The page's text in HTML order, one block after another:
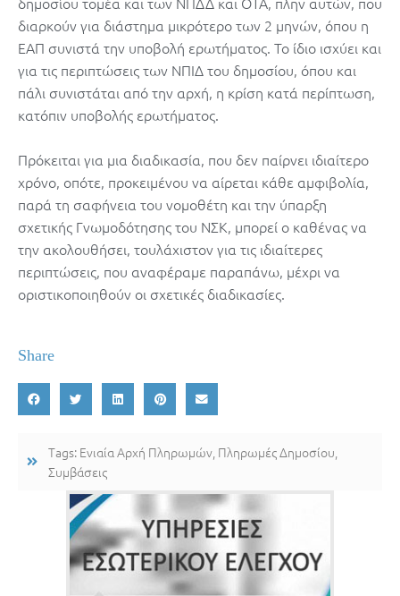
διαρκούν για διάστημα μικρότερο των 2 μηνών, όπου η
ΕΑΠ συνιστά την υποβολή ερωτήματος. Το ίδιο ισχύει και
για τις περιπτώσεις των ΝΠΙΔ του δημοσίου, όπου και
πάλι συνιστάται από την αρχή, η κρίση κατά περίπτωση,
κατόπιν υποβολής ερωτήματος.
Πρόκειται για μια διαδικασία, που δεν παίρνει ιδιαίτερο
χρόνο, οπότε, προκειμένου να αίρεται κάθε αμφιβολία,
παρά τη σαφήνεια του νομοθέτη και την ύπαρξη
σχετικής Γνωμοδότησης του ΝΣΚ, μπορεί ο καθένας να
την ακολουθήσει, τουλάχιστον για τις ιδιαίτερες
περιπτώσεις, που αναφέραμε παραπάνω, μέχρι να
οριστικοποιηθούν οι σχετικές διαδικασίες.
Share
Tags: Ενιαία Αρχή Πληρωμών, Πληρωμές Δημοσίου,
Συμβάσεις